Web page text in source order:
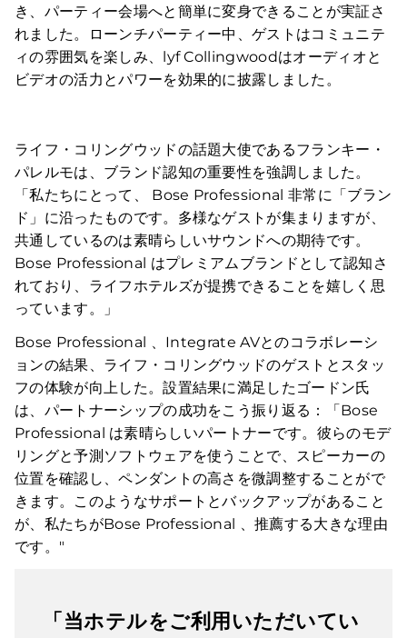
き、パーティー会場へと簡単に変身できることが実証さ
れました。ローンチパーティー中、ゲストはコミュニテ
ィの雰囲気を楽しみ、lyf Collingwoodはオーディオと
ビデオの活力とパワーを効果的に披露しました。
ライフ・コリングウッドの話題大使であるフランキー・
パレルモは、ブランド認知の重要性を強調しました。
「私たちにとって、 Bose Professional 非常に「ブラン
ド」に沿ったものです。多様なゲストが集まりますが、
共通しているのは素晴らしいサウンドへの期待です。
Bose Professional はプレミアムブランドとして認知さ
れており、ライフホテルズが提携できることを嬉しく思
っています。」
Bose Professional 、Integrate AVとのコラボレーシ
ョンの結果、ライフ・コリングウッドのゲストとスタッ
フの体験が向上した。設置結果に満足したゴードン氏
は、パートナーシップの成功をこう振り返る：「Bose
Professional は素晴らしいパートナーです。彼らのモデ
リングと予測ソフトウェアを使うことで、スピーカーの
位置を確認し、ペンダントの高さを微調整することがで
きます。このようなサポートとバックアップがあること
が、私たちがBose Professional 、推薦する大きな理由
です。"
「当ホテルをご利用いただいてい